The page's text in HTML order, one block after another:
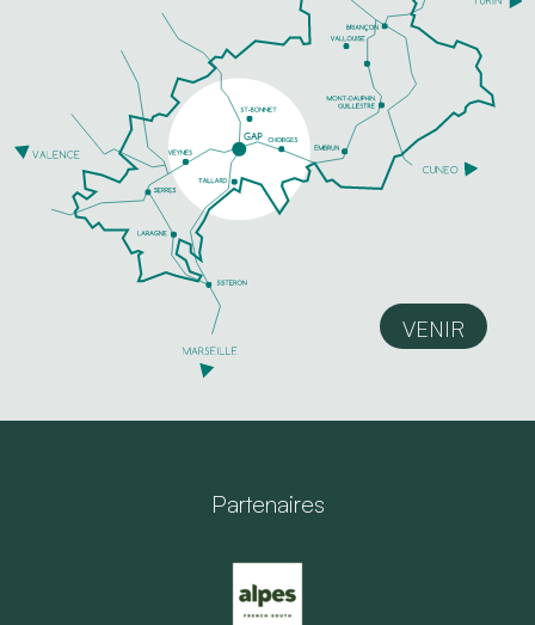
VENIR
Partenaires